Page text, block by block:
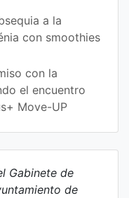
a la
con smoothies
con la
el encuentro
Move-UP
Gabinete de
de